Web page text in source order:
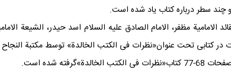
سطر درباره کتاب یاد شده است.
مظفر، الامام الصادق علیه السلام اسد حیدر، الشیعة
کتابی تحت عنوان«نظرات فی الکتب الخالدة» توسط مکتبة
شده است.